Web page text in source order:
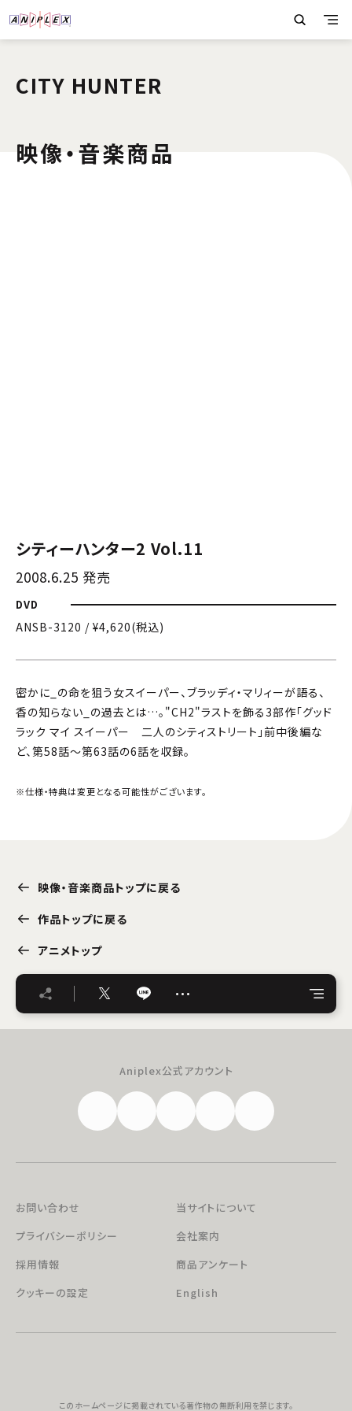
CITY HUNTER
映像・音楽商品
シティーハンター2 Vol.11
2008.6.25 発売
DVD
ANSB-3120 / ¥4,620(税込)
密かに_の命を狙う女スイーパー、ブラッディ・マリィーが語る、
香の知らない_の過去とは…。"CH2"ラストを飾る3部作「グッド
ラック マイ スイーパー 二人のシティストリート」前中後編な
ど、第58話〜第63話の6話を収録。
※仕様・特典は変更となる可能性がございます。
映像・音楽商品トップに戻る
作品トップに戻る
アニメトップ
…
Aniplex公式アカウント
お問い合わせ
当サイトについて
プライバシーポリシー
会社案内
採用情報
商品アンケート
クッキーの設定
English
このホームページに掲載されている著作物の無断利用を禁じます。